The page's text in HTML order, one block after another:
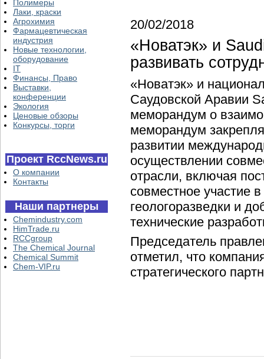
Полимеры
Лаки, краски
Агрохимия
Фармацевтическая
индустрия
Новые технологии,
оборудование
IT
Финансы, Право
Выставки,
конференции
Экология
Ценовые обзоры
Конкурсы, торги
Проект RccNews.ru
О компании
Контакты
Наши партнеры
Chemindustry.com
HimTrade.ru
RCCgroup
The Chemical Journal
Chemical Summit
Chem-VIP.ru
20/02/2018
«Новатэк» и
развивать
«Новатэк» и
Саудовской Аравии
меморандум о
меморандум
развитии
осуществлении
отрасли, включая
совместное участие
геологоразведки и
технические
Председатель
отметил, что
стратегического